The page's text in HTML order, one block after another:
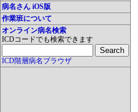
病名さん iOS版
作業班について
オンライン病名検索
ICDコードでも検索できます
ICD階層病名ブラウザ